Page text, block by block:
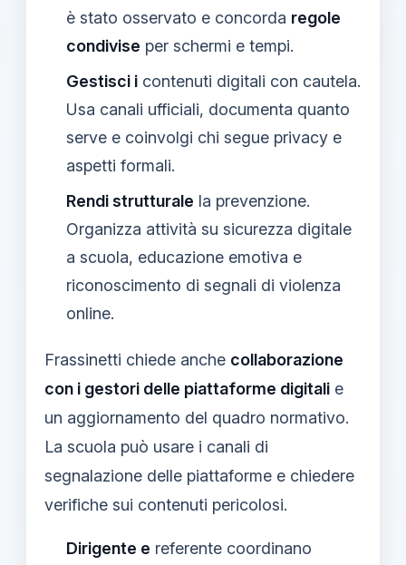
è stato osservato e concorda regole
condivise per schermi e tempi.
Gestisci i contenuti digitali con cautela.
Usa canali ufficiali, documenta quanto
serve e coinvolgi chi segue privacy e
aspetti formali.
Rendi strutturale la prevenzione.
Organizza attività su sicurezza digitale
a scuola, educazione emotiva e
riconoscimento di segnali di violenza
online.
Frassinetti chiede anche collaborazione
con i gestori delle piattaforme digitali e
un aggiornamento del quadro normativo.
La scuola può usare i canali di
segnalazione delle piattaforme e chiedere
verifiche sui contenuti pericolosi.
Dirigente e referente coordinano